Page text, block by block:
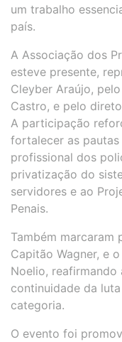
um trabalho
país.
A Associação dos
esteve presente,
Cleyber Araújo,
Castro, e pelo
A participação
fortalecer as
profissional dos
privatização do
servidores e ao
Penais.
Também marcaram
Capitão Wagner, e
Noelio,
continuidade da
categoria.
O evento foi